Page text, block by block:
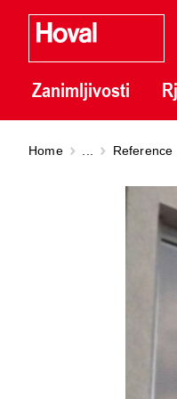
Zanimljivosti
Home Reference